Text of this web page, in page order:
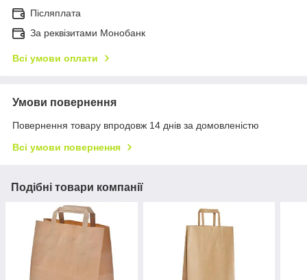
Післяплата
За реквізитами Монобанк
Всі умови оплати
Умови повернення
Повернення товару впродовж 14 днів за домовленістю
Всі умови повернення
Подібні товари компанії